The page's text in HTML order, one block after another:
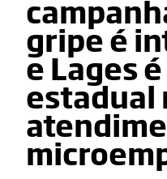
gripe é
e Lages
estadual